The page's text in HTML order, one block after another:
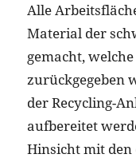
Alle
Material der
gemacht,
zurückgegeben
der Recycling-
aufbereitet
Hinsicht mit den